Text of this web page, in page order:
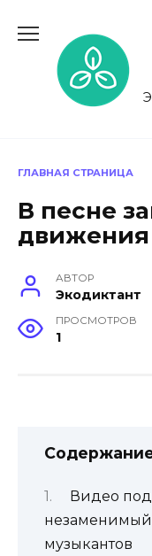
содержанию
ГЛАВНАЯ СТРАНИЦА
В песне
движения
АВТОР
Экодиктант
ПРОСМОТРОВ
1
Видео
незаменимый
музыкантов